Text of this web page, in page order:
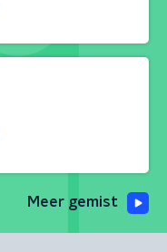
Meer gemist